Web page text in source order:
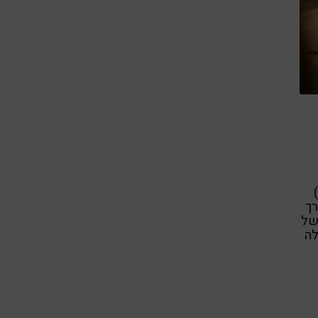
מתכולת השומן באבוקדו מרכיכה חומצת השומן האולאית ( אומגה 9)
של